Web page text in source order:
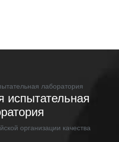
испытательная
организации качества